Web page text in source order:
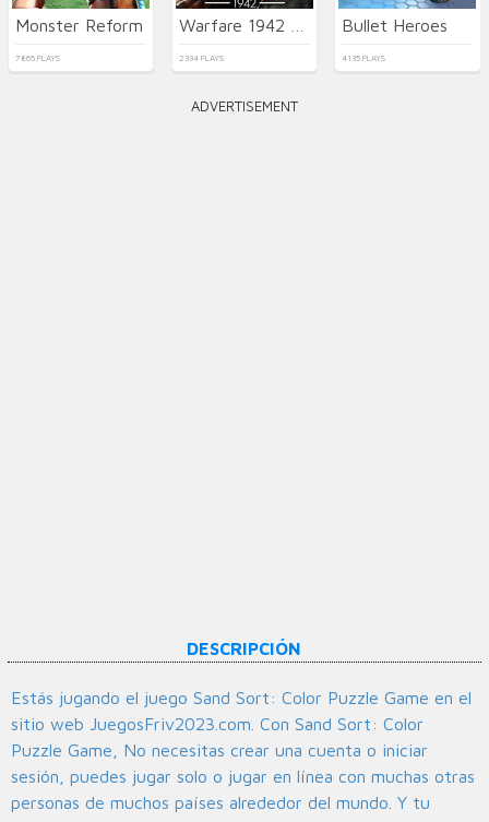
Monster Reform
7865 PLAYS 2334 PLAYS
Bullet Heroes
4135 PLAYS
ADVERTISEMENT
DESCRIPCIÓN
Estás jugando el juego Sand Sort: Color Puzzle Game en el
sitio web JuegosFriv2023.com. Con Sand Sort: Color
Puzzle Game, No necesitas crear una cuenta o iniciar
sesión, puedes jugar solo o jugar en línea con muchas otras
personas de muchos países alrededor del mundo. Y tu